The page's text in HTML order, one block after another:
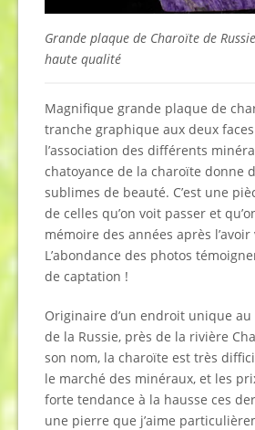
Grande plaque de Charoïte de
haute qualité
Magnifique grande plaque de
tranche graphique aux deux
l’association des différents
chatoyance de la charoïte donne
sublimes de beauté. C’est une
de celles qu’on voit passer et
mémoire des années après l’avoir
L’abondance des photos
de captation !
Originaire d’un endroit unique
de la Russie, près de la rivière
son nom, la charoïte est très
le marché des minéraux, et les
forte tendance à la hausse ces
une pierre que j’aime